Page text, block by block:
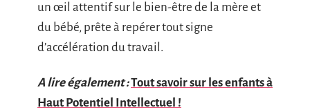
un œil attentif sur le bien-être de la mère et
du bébé, prête à repérer tout signe
d’accélération du travail.
A lire également :Tout savoir sur les enfants à
Haut Potentiel Intellectuel !